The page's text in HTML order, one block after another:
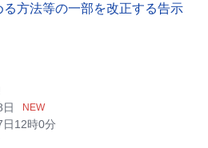
方法等の一部を改正する告示
NEW
12時0分